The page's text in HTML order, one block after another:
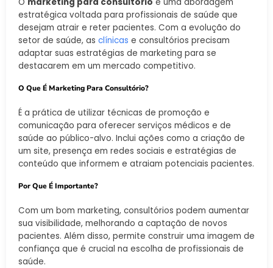
estratégica voltada para profissionais de saúde que
desejam atrair e reter pacientes. Com a evolução do
setor de saúde, as clínicas e consultórios precisam
adaptar suas estratégias de marketing para se
destacarem em um mercado competitivo.
O Que É Marketing Para Consultório?
É a prática de utilizar técnicas de promoção e
comunicação para oferecer serviços médicos e de
saúde ao público-alvo. Inclui ações como a criação de
um site, presença em redes sociais e estratégias de
conteúdo que informem e atraiam potenciais pacientes.
Por Que É Importante?
Com um bom marketing, consultórios podem aumentar
sua visibilidade, melhorando a captação de novos
pacientes. Além disso, permite construir uma imagem de
confiança que é crucial na escolha de profissionais de
saúde.